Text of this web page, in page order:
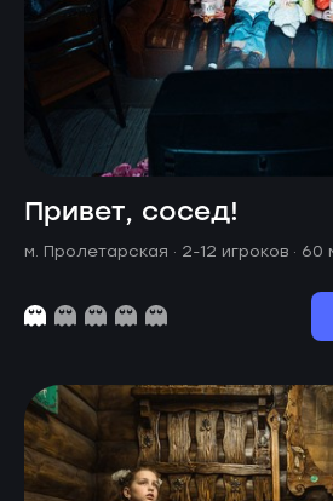
Привет, сосед!
м. Пролетарская · 2-12 игроков · 60